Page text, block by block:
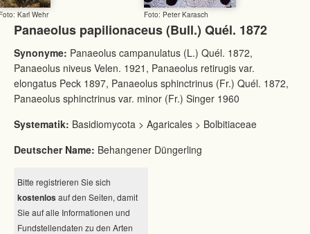
Karl Wehr Foto: Peter Karasch
Panaeolus papilionaceus (Bull.) Quél. 1872
Synonyme: Panaeolus campanulatus (L.) Quél. 1872,
Panaeolus niveus Velen. 1921, Panaeolus retirugis var.
elongatus Peck 1897, Panaeolus sphinctrinus (Fr.) Quél. 1872,
Panaeolus sphinctrinus var. minor (Fr.) Singer 1960
Systematik: Basidiomycota > Agaricales > Bolbitiaceae
Deutscher Name: Behangener Düngerling
Bitte registrieren Sie sich
kostenlos auf den Seiten, damit
Sie auf alle Informationen und
Fundstellendaten zu den Arten